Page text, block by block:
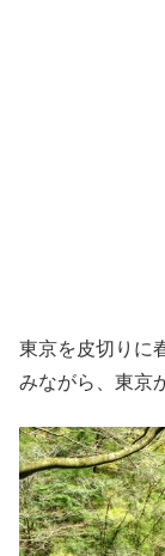
東京を皮切りに
みながら、東京